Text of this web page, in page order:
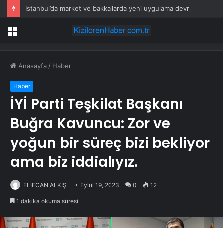
Menü
Anasayfa / Haber
Haber
İYİ Parti Teşkilat Başkanı
Buğra Kavuncu: Zor ve
yoğun bir süreç bizi bekliyor
ama biz iddialıyız.
ELİFCAN ALKIŞ Eylül 19, 2023 0 12
1 dakika okuma süresi